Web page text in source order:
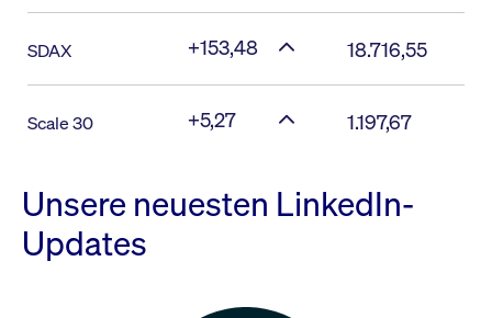
SDAX +153,48 18.716,55
Scale 30 +5,27 1.197,67
Unsere neuesten LinkedIn-
Updates